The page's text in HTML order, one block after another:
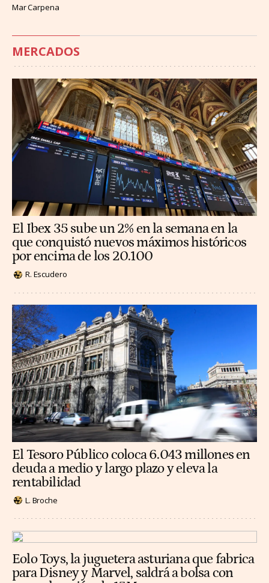
Mar Carpena
MERCADOS
El Ibex 35 sube un 2% en la semana en la
que conquistó nuevos máximos históricos
por encima de los 20.100
R. Escudero
El Tesoro Público coloca 6.043 millones en
deuda a medio y largo plazo y eleva la
rentabilidad
L. Broche
Eolo Toys, la juguetera asturiana que fabrica
para Disney y Marvel, saldrá a bolsa con